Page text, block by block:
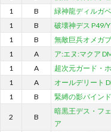
1
B 緑神龍ディルガ
1
B 破壊神デス P49/
1
B 無敵巨兵オメガ
1
A ア:エヌ:マクア
1
A 超次元ガード・
1
A オールデリート
1
B 緊縛の影バイン
2 B
暗黒王デス・フ
ア